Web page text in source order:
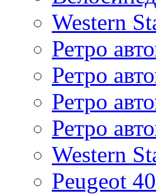
Western
Ретро
Ретро
Ретро
Ретро
Western
Peugeot